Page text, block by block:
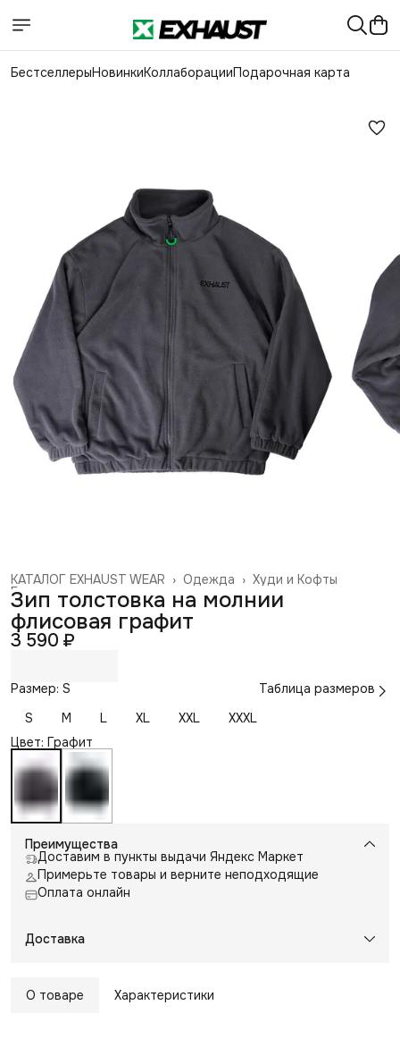
БестселлерыНовинкиКоллаборацииПодарочная карта
Худи и Кофты
Одежда ›
КАТАЛОГ EXHAUST WEAR ›
Главная ›
Зип толстовка на молнии
флисовая графит
3 590 ₽
Размер: S
Таблица размеров
S
M L XL XXL
XXXL
Цвет: Графит
Преимущества
Доставим в пункты выдачи Яндекс Маркет
Примерьте товары и верните неподходящие
Оплата онлайн
Доставка
О товаре Характеристики